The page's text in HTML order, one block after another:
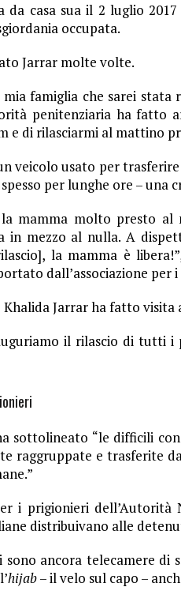
casa sua il 2 luglio
occupata.
Jarrar molte volte.
famiglia che sarei
penitenziaria ha fatto
e di rilasciarmi al mattino
veicolo usato per
per lunghe ore – una
mamma molto presto
in mezzo al nulla. A
la mamma è
dall’associazione per
Jarrar ha fatto visita
il rilascio di tutti i
sottolineato “le difficili
raggruppate e trasferite
i prigionieri
distribuivano alle
sono ancora telecamere
hijab– il velo sul capo –